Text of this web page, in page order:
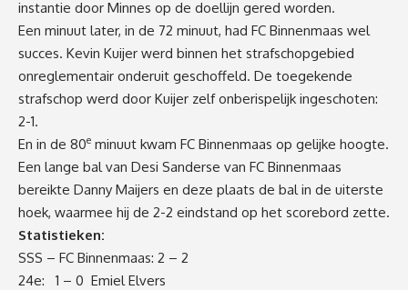
instantie door Minnes op de doellijn gered worden.
Een minuut later, in de 72 minuut, had FC Binnenmaas wel
succes. Kevin Kuijer werd binnen het strafschopgebied
onreglementair onderuit geschoffeld. De toegekende
strafschop werd door Kuijer zelf onberispelijk ingeschoten:
2-1.
En in de 80e minuut kwam FC Binnenmaas op gelijke hoogte.
Een lange bal van Desi Sanderse van FC Binnenmaas
bereikte Danny Maijers en deze plaats de bal in de uiterste
hoek, waarmee hij de 2-2 eindstand op het scorebord zette.
Statistieken:
SSS – FC Binnenmaas: 2 – 2
24e: 1 – 0 Emiel Elvers